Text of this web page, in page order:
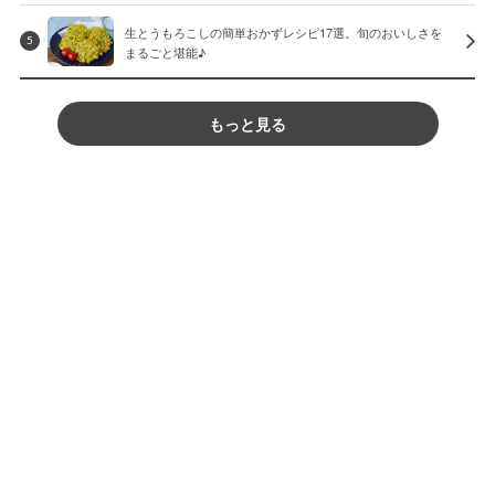
5
生とうもろこしの簡単おかずレシピ17選。旬のおいしさを
まるごと堪能♪
もっと見る